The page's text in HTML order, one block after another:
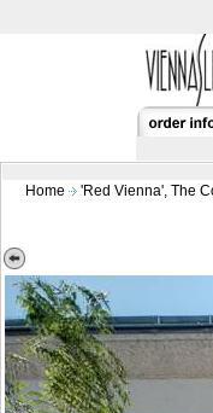
Home 'Red Vienna', The